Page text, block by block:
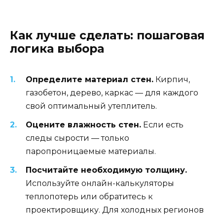
Как лучше сделать: пошаговая
логика выбора
Определите материал стен. Кирпич,
газобетон, дерево, каркас — для каждого
свой оптимальный утеплитель.
Оцените влажность стен. Если есть
следы сырости — только
паропроницаемые материалы.
Посчитайте необходимую толщину.
Используйте онлайн-калькуляторы
теплопотерь или обратитесь к
проектировщику. Для холодных регионов